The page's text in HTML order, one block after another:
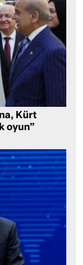
Kürt
oyun”